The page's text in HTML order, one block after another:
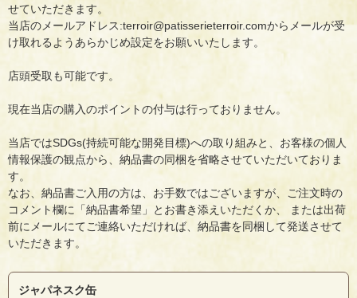
せていただきます。
当店のメールアドレス:terroir@patisserieterroir.comからメールが受
け取れるようあらかじめ設定をお願いいたします。
店頭受取も可能です。
現在当店の購入のポイントの付与は行っておりません。
当店ではSDGs(持続可能な開発目標)への取り組みと、お客様の個人
情報保護の観点から、納品書の同梱を省略させていただいておりま
す。
なお、納品書ご入用の方は、お手数ではございますが、ご注文時の
コメント欄に「納品書希望」とお書き添えいただくか、 または出荷
前にメールにてご連絡いただければ、納品書を同梱して発送させて
いただきます。
ジャパネスク缶